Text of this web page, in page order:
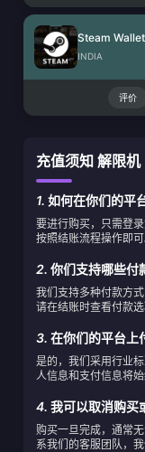
INDIA
评价
充值须知 解限机
1. 如何在你们的平
要进行购买，只需登
按照结账流程操作即
2. 你们支持哪些付
我们支持多种付款方
请在结账时查看付款
3. 在你们的平台上
是的，我们采用行业
人信息和支付信息将始
4. 我可以取消购买
购买一旦完成，通常
系我们的客服团队，